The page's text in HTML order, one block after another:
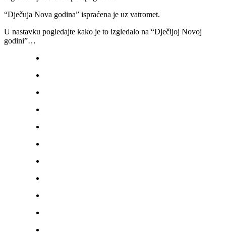
“Dječuja Nova godina” ispraćena je uz vatromet.
U nastavku pogledajte kako je to izgledalo na “Dječijoj Novoj
godini”…